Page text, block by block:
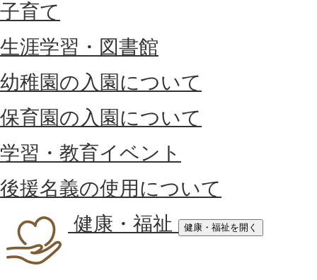
子育て
生涯学習・図書館
幼稚園の入園について
保育園の入園について
学習・教育イベント
後援名義の使用について
健康・福祉
健康・福祉を開く